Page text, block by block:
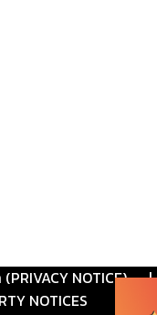
NOTICE) |
NOTICES